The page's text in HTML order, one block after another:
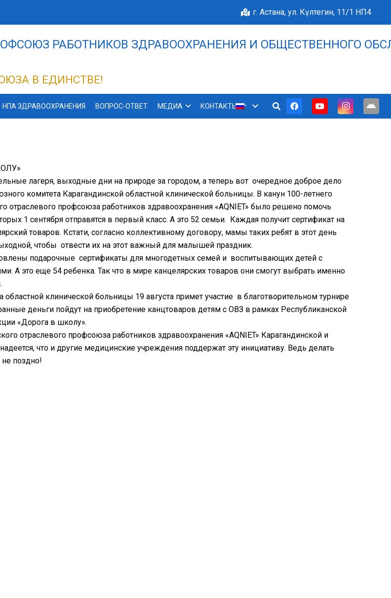
г. Астана, ул. Күлтегин, 11/1 НП4
РАБОТНИКОВ ЗДРАВООХРАНЕНИЯ И ОБЩЕСТВЕННОГО
В ЕДИНСТВЕ!
НПА ЗДРАВООХРАНЕНИЯ ВОПРОС-ОТВЕТ МЕДИА КОНТАКТЫ
лагеря, выходные дни на природе за городом, а теперь вот очередное доброе дело
комитета Карагандинской областной клинической больницы. В канун 100-летнего
отраслевого профсоюза работников здравоохранения «AQNIET» было решено помочь
1 сентября отправятся в первый класс. А это 52 семьи. Каждая получит сертификат на
товаров. Кстати, согласно коллективному договору, мамы таких ребят в этот день
чтобы отвести их на этот важный для малышей праздник.
подарочные сертификаты для многодетных семей и воспитывающих детей с
А это еще 54 ребенка. Так что в мире канцелярских товаров они смогут выбрать именно
областной клинической больницы 19 августа примет участие в благотворительном турнире
деньги пойдут на приобретение канцтоваров детям с ОВЗ в рамках Республиканской
«Дорога в школу».
отраслевого профсоюза работников здравоохранения «AQNIET» Карагандинской и
что и другие медицинские учреждения поддержат эту инициативу. Ведь делать
поздно!